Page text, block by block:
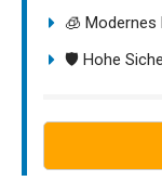
🧊 Modernes
🛡️ Hohe